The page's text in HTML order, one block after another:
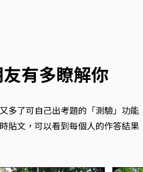
有多瞭解你
多了可自己出考題的「測驗」功
貼文，可以看到每個人的作答結果